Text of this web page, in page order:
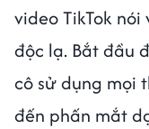
video TikTok
độc lạ. Bắt đầu
cô sử dụng mọi
đến phấn mắt